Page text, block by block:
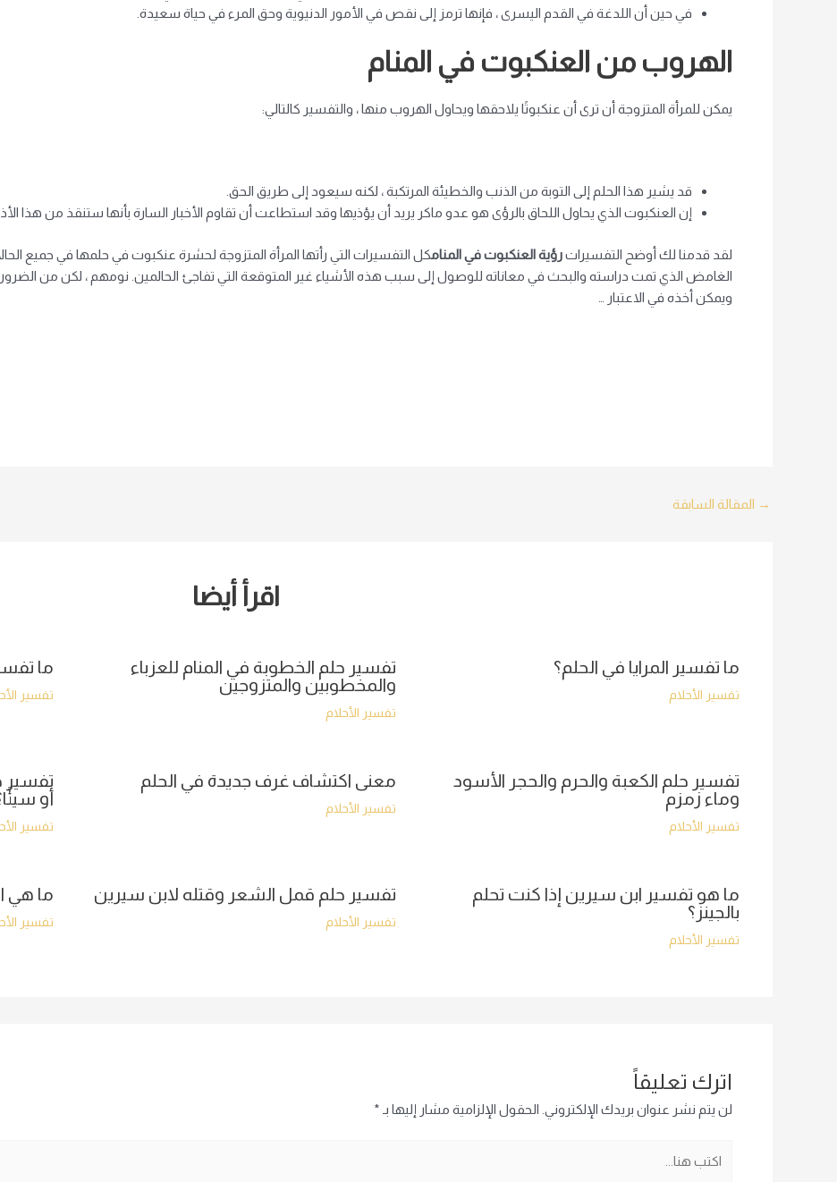
في حين أن اللدغة في القدم اليسرى ، فإنها ترمز إلى نقص في الأمور الدنيوية وحق المرء في حياة سعيدة.
الهروب من العنكبوت في المنام
يمكن للمرأة المتزوجة أن ترى أن عنكبوتًا يلاحقها ويحاول الهروب منها ، والتفسير كالتالي:
قد يشير هذا الحلم إلى التوبة من الذنب والخطيئة المرتكبة ، لكنه سيعود إلى طريق الحق.
إن العنكبوت الذي يحاول اللحاق بالرؤى هو عدو ماكر يريد أن يؤذيها وقد استطاعت أن تقاوم الأخبار السارة بأنها ستنقذ من هذا
لقد قدمنا ​​لك أوضح التفسيراترؤية العنكبوت في المنامكل التفسيرات التي رأتها المرأة المتزوجة لحشرة عنكبوت في حلمها في جميع
الغامض الذي تمت دراسته والبحث في معاناته للوصول إلى سبب هذه الأشياء غير المتوقعة التي تفاجئ الحالمين. نومهم ، لكن من
ويمكن أخذه في الاعتبار …
Post
→ المقالة السابقة
اقرأ أيضا
ما تفسير المرايا في الحلم؟
تفسير الأحلام
تفسير حلم الخطوبة في المنام للعزباء
والمخطوبين والمتزوجين
تفسير الأحلام
ما
تفسير
تفسير حلم الكعبة والحرم والحجر الأسود
وماء زمزم
تفسير الأحلام
معنى اكتشاف غرف جديدة في الحلم
تفسير الأحلام
تفسير
أو
تفسير
ما هو تفسير ابن سيرين إذا كنت تحلم
بالجينز؟
تفسير الأحلام
تفسير حلم قمل الشعر وقتله لابن سيرين
تفسير الأحلام
ما هي
تفسير
اترك تعليقاً
لن يتم نشر عنوان بريدك الإلكتروني. الحقول الإلزامية مشار إليها بـ *
هنا...